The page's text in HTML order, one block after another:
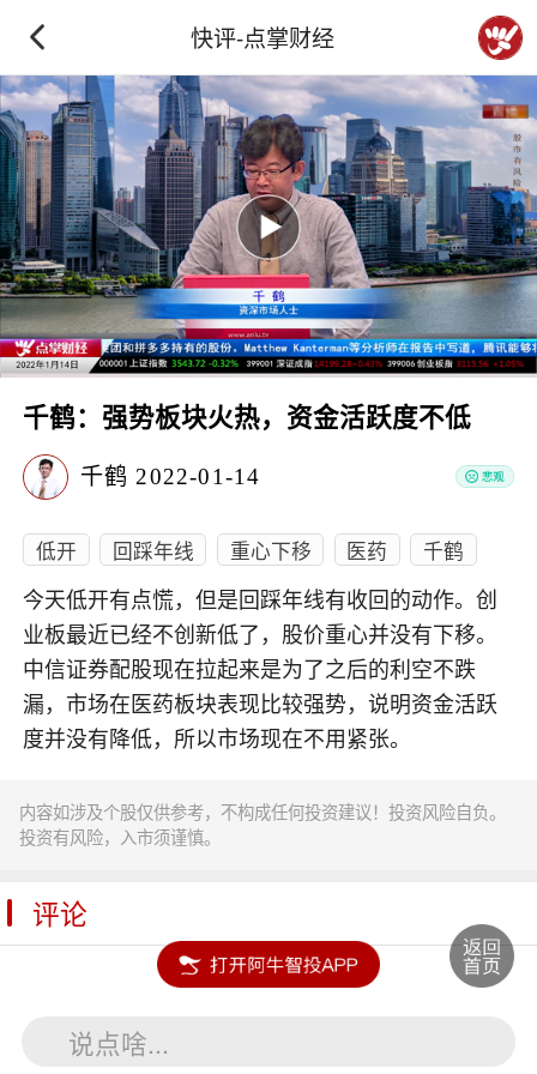
快评-点掌财经
千鹤：强势板块火热，资金活跃度不低
千鹤 2022-01-14
低开 回踩年线 重心下移 医药 千鹤
今天低开有点慌，但是回踩年线有收回的动作。创
业板最近已经不创新低了，股价重心并没有下移。
中信证券配股现在拉起来是为了之后的利空不跌
漏，市场在医药板块表现比较强势，说明资金活跃
度并没有降低，所以市场现在不用紧张。
内容如涉及个股仅供参考，不构成任何投资建议！投资风险自负。
投资有风险，入市须谨慎。
评论
说点啥...